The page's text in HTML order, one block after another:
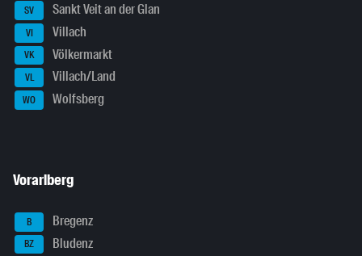
SV Sankt Veit an der Glan
VI Villach
VK Völkermarkt
VL Villach/Land
WO Wolfsberg
Vorarlberg
B Bregenz
BZ Bludenz